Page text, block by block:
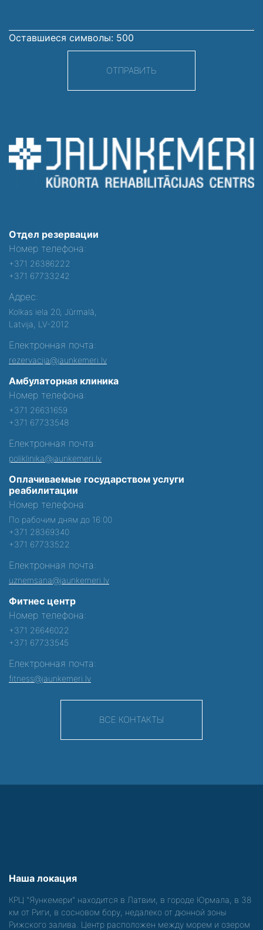
Оставшиеся символы: 500
ОТПРАВИТЬ
Отдел резервации
Номер телефона:
+371 26386222
+371 67733242
Адрес:
Kolkas iela 20, Jūrmalā,
Latvija, LV-2012
Електронная почта:
rezervacija@jaunkemeri.lv
Амбулаторная клиника
Номер телефона:
+371 26631659
+371 67733548
Електронная почта:
poliklinika@jaunkemeri.lv
Оплачиваемые государством услуги
реабилитации
Номер телефона:
По рабочим дням до 16:00
+371 28369340
+371 67733522
Електронная почта:
uznemsana@jaunkemeri.lv
Фитнес центр
Номер телефона:
+371 26646022
+371 67733545
Електронная почта:
fitness@jaunkemeri.lv
ВСЕ КОНТАКТЫ
Наша локация
КРЦ "Яункемери" находится в Латвии, в городе Юрмала, в 38
км от Риги, в сосновом бору, недалеко от дюнной зоны
Рижского залива. Центр расположен между морем и озером